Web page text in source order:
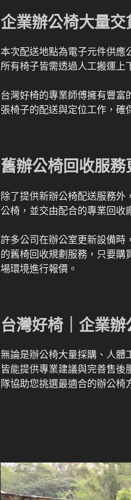
企業辦公椅大量交
本次配送地點為電子元件供應
所有椅子皆需透過人工搬運上
台灣好椅的專業師傅擁有豐
張椅子的配送與定位工作，確
舊辦公椅回收服務
除了提供新辦公椅配送服務
公椅，並交由配合的專業回收
許多公司在辦公室更新設備時
的舊椅回收規劃服務，只要
場環境進行報價。
台灣好椅｜企業
無論是辦公椅大量採購、人體
皆能提供專業建議與完善售
隊協助您挑選最適合的辦公椅